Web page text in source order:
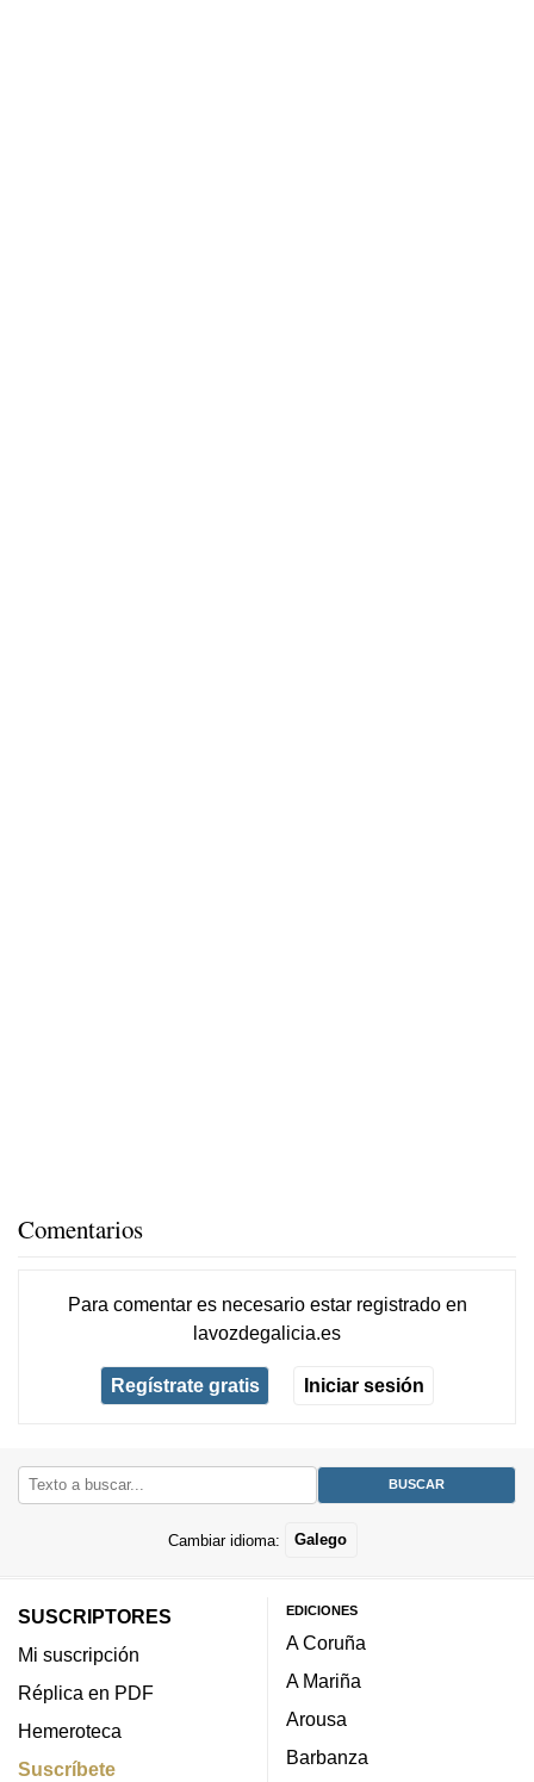
Comentarios
Para comentar es necesario estar registradoen
lavozdegalicia.es
Regístrate gratis Iniciar sesión
Cambiar idioma: Galego
SUSCRIPTORES
Mi suscripción
Réplica en PDF
Hemeroteca
Suscríbete
EDICIONES
A Coruña
A Mariña
Arousa
Barbanza